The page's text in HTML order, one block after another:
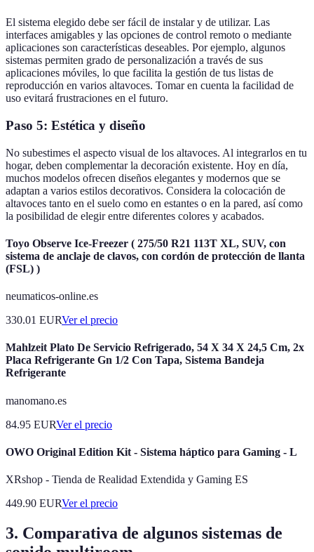
El sistema elegido debe ser fácil de instalar y de utilizar. Las
interfaces amigables y las opciones de control remoto o mediante
aplicaciones son características deseables. Por ejemplo, algunos
sistemas permiten grado de personalización a través de sus
aplicaciones móviles, lo que facilita la gestión de tus listas de
reproducción en varios altavoces. Tomar en cuenta la facilidad de
uso evitará frustraciones en el futuro.
Paso 5: Estética y diseño
No subestimes el aspecto visual de los altavoces. Al integrarlos en tu
hogar, deben complementar la decoración existente. Hoy en día,
muchos modelos ofrecen diseños elegantes y modernos que se
adaptan a varios estilos decorativos. Considera la colocación de
altavoces tanto en el suelo como en estantes o en la pared, así como
la posibilidad de elegir entre diferentes colores y acabados.
Toyo Observe Ice-Freezer ( 275/50 R21 113T XL, SUV, con
sistema de anclaje de clavos, con cordón de protección de llanta
(FSL) )
neumaticos-online.es
330.01 EURVer el precio
Mahlzeit Plato De Servicio Refrigerado, 54 X 34 X 24,5 Cm, 2x
Placa Refrigerante Gn 1/2 Con Tapa, Sistema Bandeja
Refrigerante
manomano.es
84.95 EURVer el precio
OWO Original Edition Kit - Sistema háptico para Gaming - L
XRshop - Tienda de Realidad Extendida y Gaming ES
449.90 EURVer el precio
3. Comparativa de algunos sistemas de